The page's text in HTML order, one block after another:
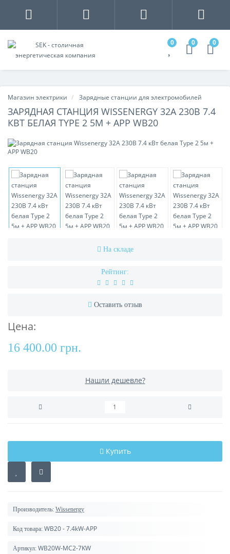
0 0 0
Магазин электрики Зарядные станции для электромобилей
ЗАРЯДНАЯ СТАНЦИЯ WISSENERGY 32А 230В 7.4
КВТ БЕЛАЯ ТYPE 2 5М + APP WB20
На складе
Рейтинг:
Оставить отзыв
Цена:
16 400.00 грн.
Нашли дешевле?
Купить
Производитель: Wissenergy
Код товара: WB20 - 7.4kW-APP
Артикул: WB20W-MC2-7KW